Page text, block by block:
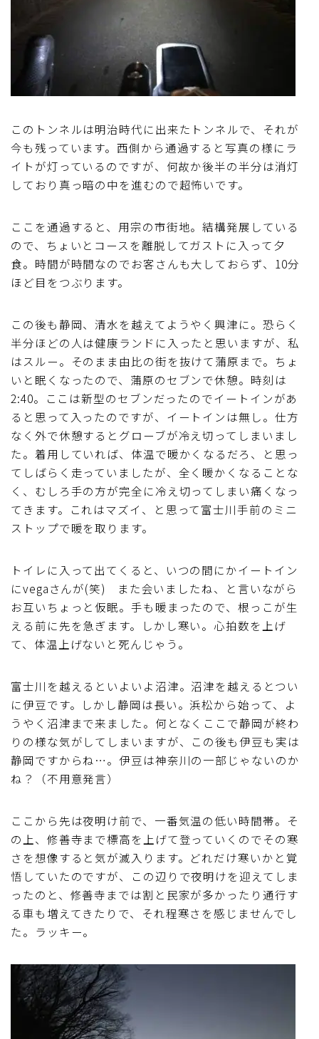
このトンネルは明治時代に出来たトンネルで、それが
今も残っています。西側から通過すると写真の様にラ
イトが灯っているのですが、何故か後半の半分は消灯
しており真っ暗の中を進むので超怖いです。
ここを通過すると、用宗の市街地。結構発展している
ので、ちょいとコースを離脱してガストに入って夕
食。時間が時間なのでお客さんも大しておらず、10分
ほど目をつぶります。
この後も静岡、清水を越えてようやく興津に。恐らく
半分ほどの人は健康ランドに入ったと思いますが、私
はスルー。そのまま由比の街を抜けて蒲原まで。ちょ
いと眠くなったので、蒲原のセブンで休憩。時刻は
2:40。ここは新型のセブンだったのでイートインがあ
ると思って入ったのですが、イートインは無し。仕方
なく外で休憩するとグローブが冷え切ってしまいまし
た。着用していれば、体温で暖かくなるだろ、と思っ
てしばらく走っていましたが、全く暖かくなることな
く、むしろ手の方が完全に冷え切ってしまい痛くなっ
てきます。これはマズイ、と思って富士川手前のミニ
ストップで暖を取ります。
トイレに入って出てくると、いつの間にかイートイン
にvegaさんが(笑) また会いましたね、と言いながら
お互いちょっと仮眠。手も暖まったので、根っこが生
える前に先を急ぎます。しかし寒い。心拍数を上げ
て、体温上げないと死んじゃう。
富士川を越えるといよいよ沼津。沼津を越えるとつい
に伊豆です。しかし静岡は長い。浜松から始って、よ
うやく沼津まで来ました。何となくここで静岡が終わ
りの様な気がしてしまいますが、この後も伊豆も実は
静岡ですからね…。伊豆は神奈川の一部じゃないのか
ね？（不用意発言）
ここから先は夜明け前で、一番気温の低い時間帯。そ
の上、修善寺まで標高を上げて登っていくのでその寒
さを想像すると気が滅入ります。どれだけ寒いかと覚
悟していたのですが、この辺りで夜明けを迎えてしま
ったのと、修善寺までは割と民家が多かったり通行す
る車も増えてきたりで、それ程寒さを感じませんでし
た。ラッキー。